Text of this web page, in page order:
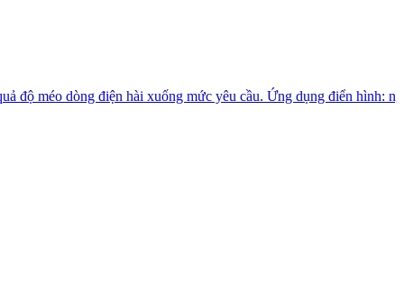
độ méo dòng điện hài xuống mức yêu cầu. Ứng dụng điển hình: